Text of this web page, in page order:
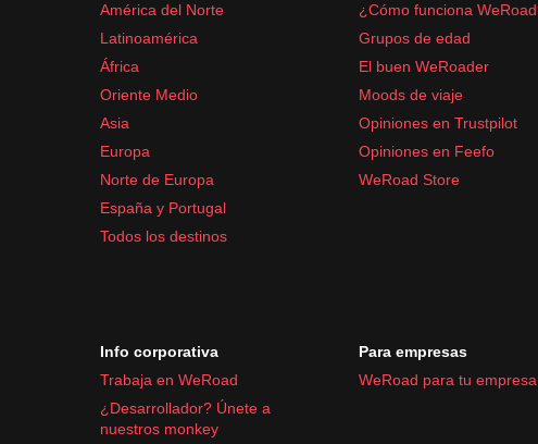
América del Norte
Latinoamérica
África
Oriente Medio
Asia
Europa
Norte de Europa
España y Portugal
Todos los destinos
¿Cómo funciona
Grupos de edad
El buen WeRoader
Moods de viaje
Opiniones en Trustpilot
Opiniones en Feefo
WeRoad Store
Info corporativa
Trabaja en WeRoad
¿Desarrollador? Únete a
nuestros monkey
Para empresas
WeRoad para tu empresa